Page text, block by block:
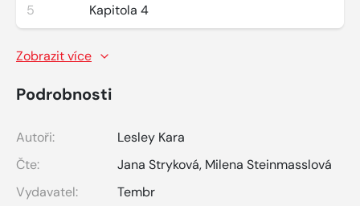
5 Kapitola 4
Zobrazit více
Podrobnosti
Autoři:
Lesley Kara
Čte:
Jana Stryková, Milena Steinmasslová
Vydavatel:
Tembr